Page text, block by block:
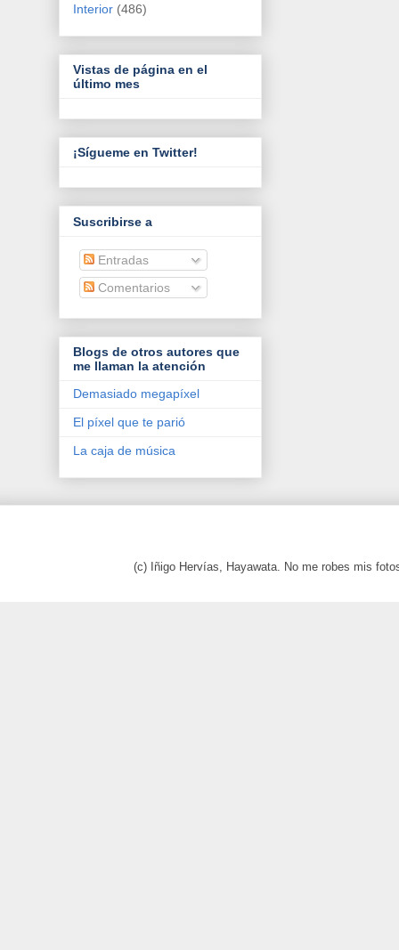
Interior (486)
Vistas de página en el
último mes
¡Sígueme en Twitter!
Suscribirse a
Entradas
Comentarios
Blogs de otros autores que
me llaman la atención
Demasiado megapíxel
El píxel que te parió
La caja de música
(c) Iñigo Hervías, Hayawata. No me robes mis